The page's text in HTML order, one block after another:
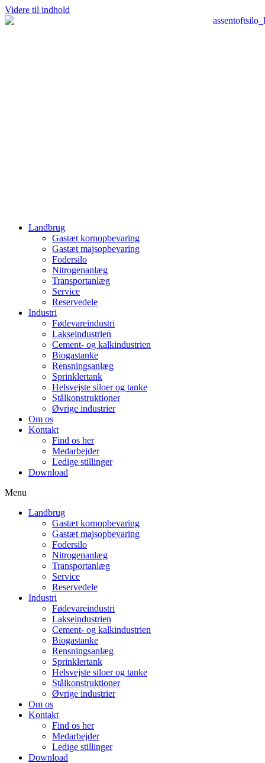
Videre til indhold
Landbrug
Gastæt kornopbevaring
Gastæt majsopbevaring
Fodersilo
Nitrogenanlæg
Transportanlæg
Service
Reservedele
Industri
Fødevareindustri
Lakseindustrien
Cement- og kalkindustrien
Biogastanke
Rensningsanlæg
Sprinklertank
Helsvejste siloer og tanke
Stålkonstruktioner
Øvrige industrier
Om os
Kontakt
Find os her
Medarbejder
Ledige stillinger
Download
Menu
Landbrug
Gastæt kornopbevaring
Gastæt majsopbevaring
Fodersilo
Nitrogenanlæg
Transportanlæg
Service
Reservedele
Industri
Fødevareindustri
Lakseindustrien
Cement- og kalkindustrien
Biogastanke
Rensningsanlæg
Sprinklertank
Helsvejste siloer og tanke
Stålkonstruktioner
Øvrige industrier
Om os
Kontakt
Find os her
Medarbejder
Ledige stillinger
Download